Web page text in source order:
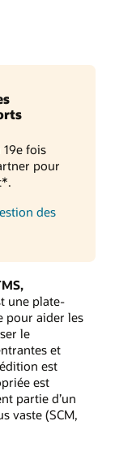
fois
pour
des
une plate-
pour aider les
le
et
est
est
partie d’un
vaste (SCM,